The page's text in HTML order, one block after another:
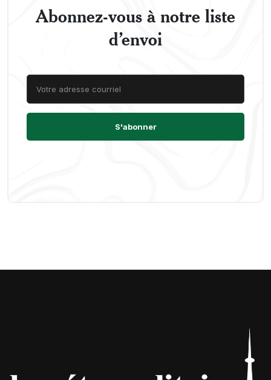
Abonnez-vous à notre liste
d’envoi